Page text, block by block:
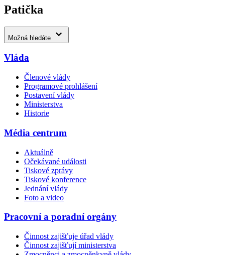
Patička
Možná hledáte
Vláda
Členové vlády
Programové prohlášení
Postavení vlády
Ministerstva
Historie
Média centrum
Aktuálně
Očekávané události
Tiskové zprávy
Tiskové konference
Jednání vlády
Foto a video
Pracovní a poradní orgány
Činnost zajišťuje úřad vlády
Činnost zajišťují ministerstva